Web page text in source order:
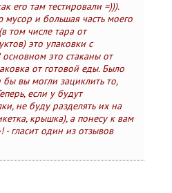
его там тестировали =))).
мусор и большая часть моего
том числе тара от
это упаковки с
это стаканы от
от готовой еды. Было
бы вы могли зациклить то,
если у будут
не буду разделять их на
крышка), а понесу к вам
гласит один из отзывов